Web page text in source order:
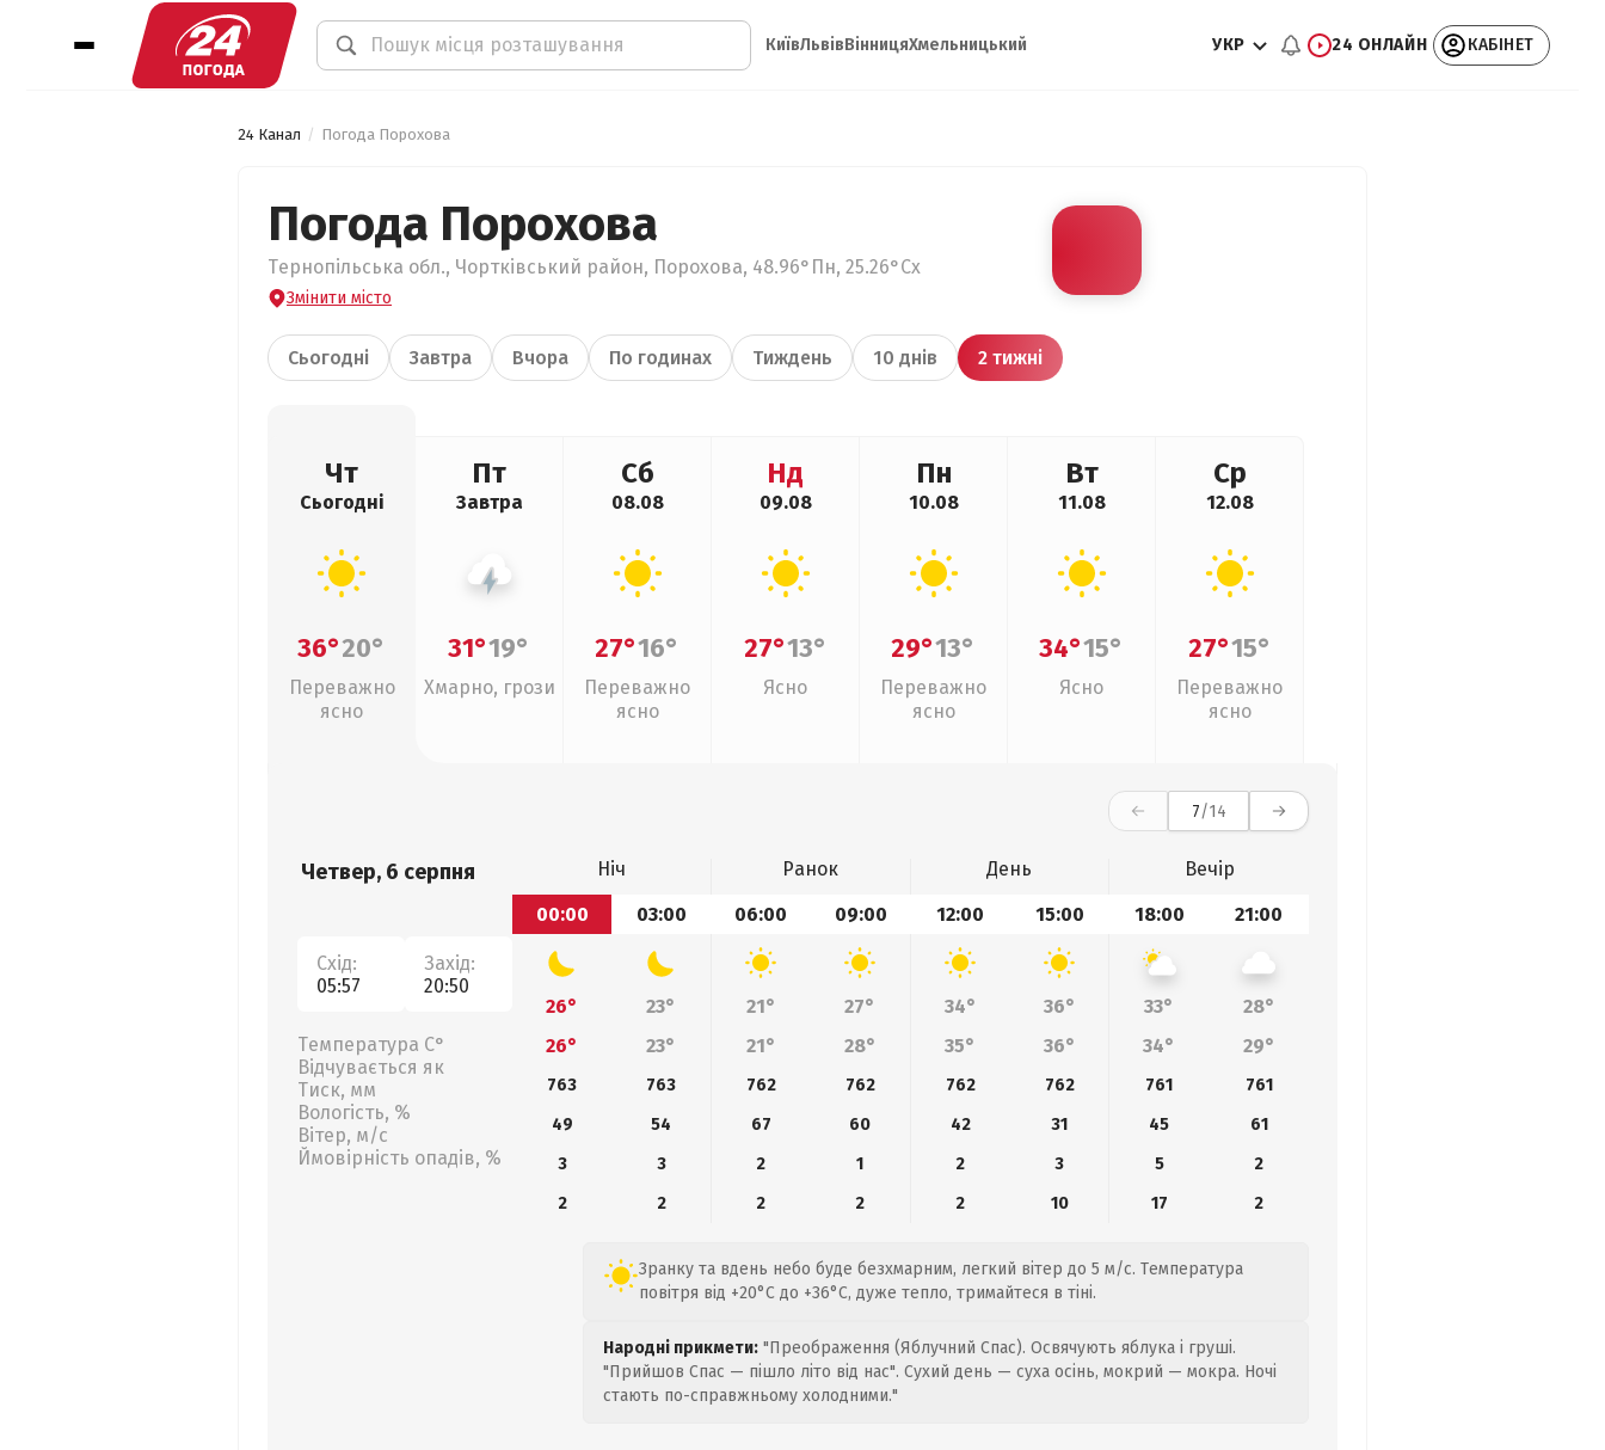
КиївЛьвівВінницяХмельницький УКР 24 ОНЛАЙН КАБІНЕТ
24 Канал Погода Порохова
Погода Порохова
Тернопільська обл., Чортківський район, Порохова, 48.96°Пн, 25.26°Сх
Змінити місто
Сьогодні Завтра Вчора По годинах Тиждень 10 днів 2 тижні
Чт
Сьогодні
36°20°
Переважно
ясно
Пт
Завтра
31°19°
Хмарно, грози
Сб
08.08
27°16°
Переважно
ясно
Нд
09.08
27°13°
Ясно
Пн
10.08
29°13°
Переважно
ясно
Вт
11.08
34°15°
Ясно
Ср
12.08
27°15°
Переважно
ясно
7/14
Четвер, 6 серпня
Схід:
05:57
Захід:
20:50
Температура С°
Відчувається як
Тиск, мм
Вологість, %
Вітер, м/с
Ймовірність опадів, %
Ніч Ранок День
Вечір
00:00
03:00 06:00 09:00 12:00 15:00 18:00 21:00
26° 23° 21° 27° 34° 36° 33°
28°
26°
23° 21° 28° 35° 36° 34° 29°
763 763 762 762 762 762 761
761
49
54 67 60 42 31 45
61
3
3 2 1 2 3 5
2
2
2 2 2 2 10 17 2
Зранку та вдень небо буде безхмарним, легкий вітер до 5 м/с. Температура
повітря від +20°C до +36°C, дуже тепло, тримайтеся в тіні.
Народні прикмети: "Преображення (Яблучний Спас). Освячують яблука і груші.
"Прийшов Спас — пішло літо від нас". Сухий день — суха осінь, мокрий — мокра. Ночі
стають по-справжньому холодними."